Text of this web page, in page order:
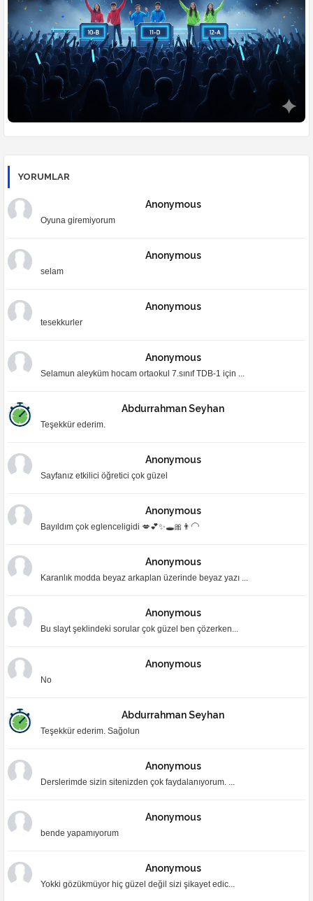
🎮 Ders Arası Oyunlar
YORUMLAR
Anonymous
Oyuna giremiyorum
Anonymous
selam
Anonymous
tesekkurler
Anonymous
Selamun aleyküm hocam ortaokul 7.sınıf TDB-1 için ...
Abdurrahman Seyhan
Teşekkür ederim.
Anonymous
Sayfanız etkilici öğretici çok güzel
Anonymous
Bayıldım çok eglenceligidi 💋💕✨🕳🎀👨‍🦲
Anonymous
Karanlık modda beyaz arkaplan üzerinde beyaz yazı ...
Anonymous
Bu slayt şeklindeki sorular çok güzel ben çözerken...
Anonymous
No
Abdurrahman Seyhan
Teşekkür ederim. Sağolun
Anonymous
Derslerimde sizin sitenizden çok faydalanıyorum. ...
Anonymous
bende yapamıyorum
Anonymous
Yokki gözükmüyor hiç güzel değil sizi şikayet edic...